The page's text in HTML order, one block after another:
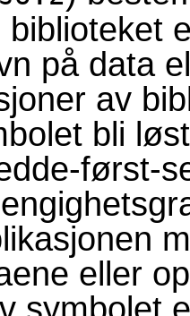
biblioteket
på data
av
bli
først-
eller